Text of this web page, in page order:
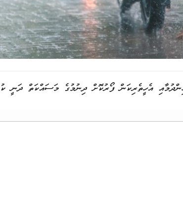
އެހީތެރިކަން ފޯރުކޮށް ދިނުމުގެ މަސައްކަތް ދަނީ